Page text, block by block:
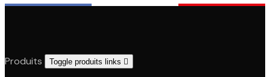
Produits Toggle produits links 